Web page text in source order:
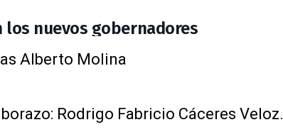
los nuevos gobernadores
Alberto Molina
Rodrigo Fabricio Cáceres Veloz.